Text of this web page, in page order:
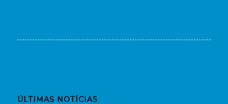
ÚLTIMAS NOTÍCIAS